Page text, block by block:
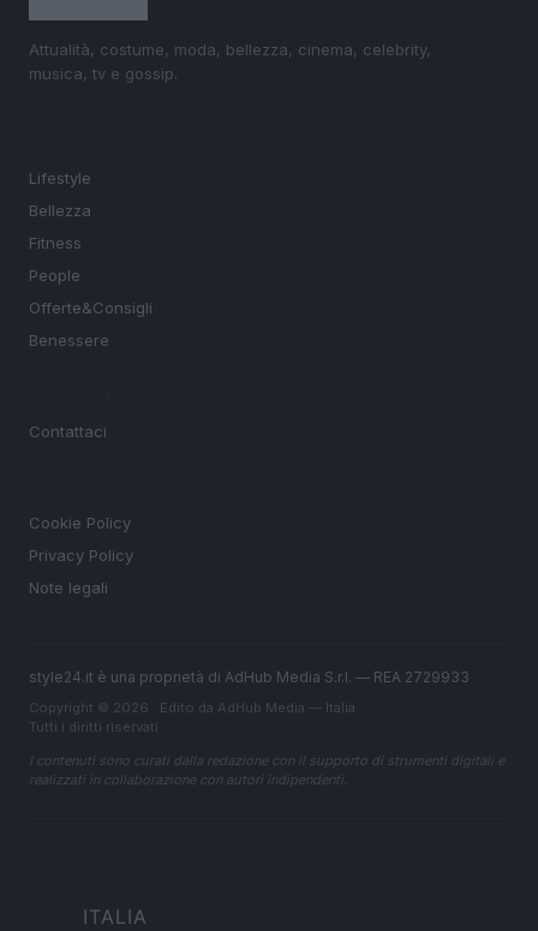
Attualità, costume, moda, bellezza, cinema, celebrity,
musica, tv e gossip.
Lifestyle
Bellezza
Fitness
People
Offerte&Consigli
Benessere
Contattaci
Cookie Policy
Privacy Policy
Note legali
style24.it è una proprietà di AdHub Media S.r.l. — REA 2729933
Copyright © 2026 · Edito da AdHub Media — Italia
Tutti i diritti riservati
I contenuti sono curati dalla redazione con il supporto di strumenti digitali e
realizzati in collaborazione con autori indipendenti.
ITALIA